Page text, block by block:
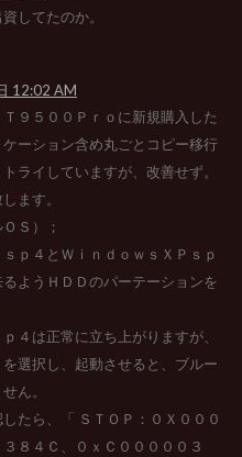
してたのか。
12:02 AM
９５００Ｐｒｏに新規購入した
ーション含め丸ごとコピー移行
ライしていますが、改善せず。
ます。
Ｓ）；
ｐ４とＷｉｎｄｏｗｓＸＰｓｐ
ようＨＤＤのパーテーションを
４は正常に立ち上がりますが、
選択し、起動させると、ブルー
ん。
たら、「 ＳＴＯＰ：０Ｘ０００
８４Ｃ、０ｘＣ０００００３